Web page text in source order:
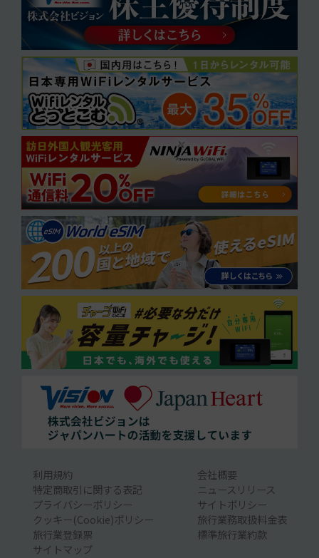
利用規約
特定商取引に関する表記
プライバシーポリシー
クッキー(Cookie)ポリシー
旅行業登録票
サイトマップ
会社概要
ニュースリリース
サイトポリシー
旅行業務取扱料金表
標準旅行業約款